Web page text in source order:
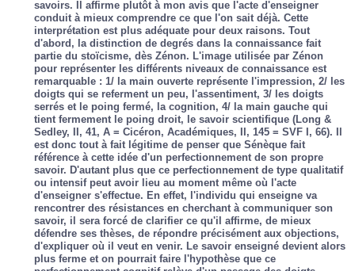
savoirs. Il affirme plutôt à mon avis que l'acte d'enseigner
conduit à mieux comprendre ce que l'on sait déjà. Cette
interprétation est plus adéquate pour deux raisons. Tout
d'abord, la distinction de degrés dans la connaissance fait
partie du stoïcisme, dès Zénon. L'image utilisée par Zénon
pour représenter les différents niveaux de connaissance est
remarquable : 1/ la main ouverte représente l'impression, 2/ les
doigts qui se referment un peu, l'assentiment, 3/ les doigts
serrés et le poing fermé, la cognition, 4/ la main gauche qui
tient fermement le poing droit, le savoir scientifique (Long &
Sedley, II, 41, A = Cicéron, Académiques, II, 145 = SVF I, 66). Il
est donc tout à fait légitime de penser que Sénèque fait
référence à cette idée d'un perfectionnement de son propre
savoir. D'autant plus que ce perfectionnement de type qualitatif
ou intensif peut avoir lieu au moment même où l'acte
d'enseigner s'effectue. En effet, l'individu qui enseigne va
rencontrer des résistances en cherchant à communiquer son
savoir, il sera forcé de clarifier ce qu'il affirme, de mieux
défendre ses thèses, de répondre précisément aux objections,
d'expliquer où il veut en venir. Le savoir enseigné devient alors
plus ferme et on pourrait faire l'hypothèse que ce